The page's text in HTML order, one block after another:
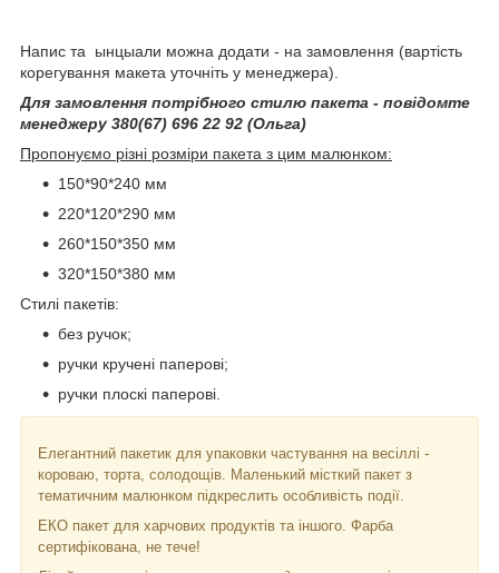
Напис та ынцыали можна додати - на замовлення (вартість
корегування макета уточніть у менеджера).
Для замовлення потрібного стилю пакета - повідомте
менеджеру 380(67) 696 22 92 (Ольга)
Пропонуємо різні розміри пакета з цим малюнком:
150*90*240 мм
220*120*290 мм
260*150*350 мм
320*150*380 мм
Стилі пакетів:
без ручок;
ручки кручені паперові;
ручки плоскі паперові.
Елегантний пакетик для упаковки частування на весіллі -
короваю, торта, солодощів. Маленький місткий пакет з
тематичним малюнком підкреслить особливість події.
ЕКО пакет для харчових продуктів та іншого. Фарба
сертифікована, не тече!